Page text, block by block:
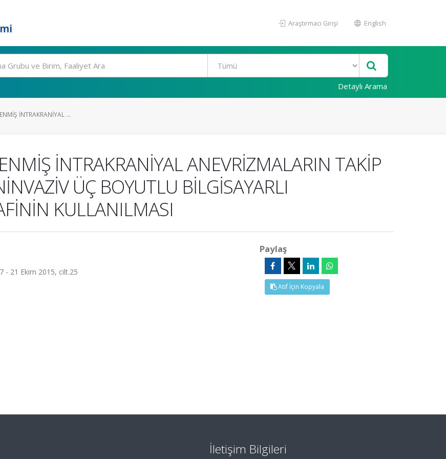
Araştırmacı Girişi English
Detaylı Arama
İNTRAKRANİYAL ...
İNTRAKRANİYAL ANEVRİZMALARIN TAKİP
ÜÇ BOYUTLU BİLGİSAYARLI
KULLANILMASI
- 21 Ekim 2015, cilt.25
Paylaş
Atıf İçin Kopyala
İletişim Bilgileri